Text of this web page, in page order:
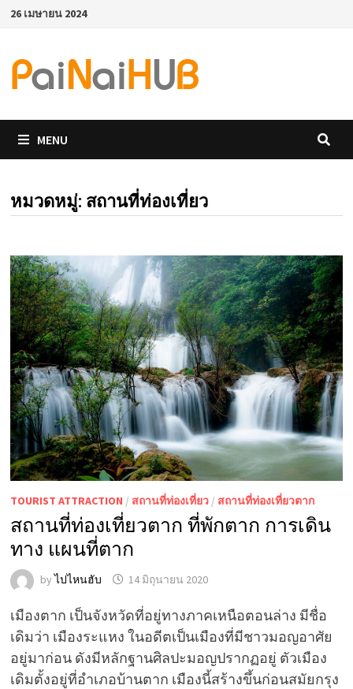
Skip26 เมษายน 2024
MENU
หมวดหมู่: สถานที่ท่องเที่ยว
TOURIST ATTRACTION / สถานที่ท่องเที่ยว/ สถานที่ท่องเที่ยวตาก
สถานที่ท่องเที่ยวตาก ที่พักตาก การเดิน
ทาง แผนที่ตาก
byไปไหนฮับ 14 มิถุนายน 2020
เมืองตาก เป็นจังหวัดที่อยู่ทางภาคเหนือตอนล่าง มีชื่อ
เดิมว่า เมืองระแหง ในอดีตเป็นเมืองที่มีชาวมอญอาศัย
อยู่มาก่อน ดังมีหลักฐานศิลปะมอญปรากฏอยู่ ตัวเมือง
เดิมตั้งอยู่ที่อำเภอบ้านตาก เมืองนี้สร้างขึ้นก่อนสมัยกรุง